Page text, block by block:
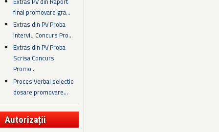
final promovare gra...
Extras din PV Proba
Interviu Concurs Pro...
Extras din PV Proba
Scrisa Concurs
Promo...
Proces Verbal selectie
dosare promovare...
Autorizații